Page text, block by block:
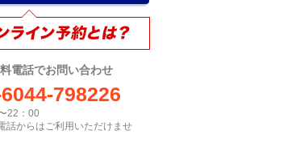
電話でお問い合わせ
798226
22：00
話からはご利用いただけませ